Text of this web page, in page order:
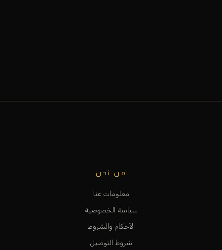
من نحن
معلومات عنا
سياسة الخصوصية
الأحكام والشروط
شروط التوصيل